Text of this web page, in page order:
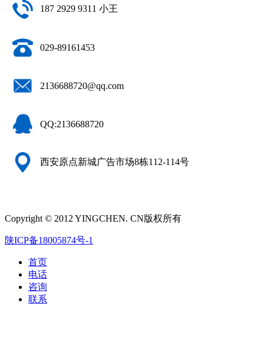
187 2929 9311 小王
029-89161453
2136688720@qq.com
QQ:2136688720
西安原点新城广告市场8栋112-114号
Copyright © 2012 YINGCHEN. CN版权所有
陕ICP备18005874号-1
首页
电话
咨询
联系